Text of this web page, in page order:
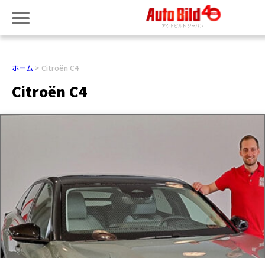
ホーム Citroën C4
Citroën C4